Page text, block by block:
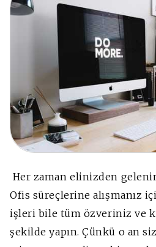
Her zaman elinizden
Ofis süreçlerine alışmanız
işleri bile tüm özveriniz ve
şekilde yapın. Çünkü o an